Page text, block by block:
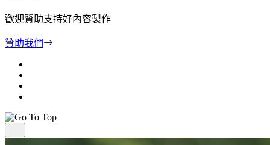
歡迎贊助支持好內容製作
贊助我們